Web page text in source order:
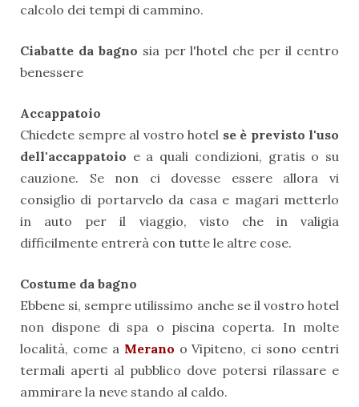
calcolo dei tempi di cammino.
Ciabatte da bagno sia per l'hotel che per il centro
benessere
Accappatoio
Chiedete sempre al vostro hotel se è previsto l'uso
dell'accappatoio e a quali condizioni, gratis o su
cauzione. Se non ci dovesse essere allora vi
consiglio di portarvelo da casa e magari metterlo
in auto per il viaggio, visto che in valigia
difficilmente entrerà con tutte le altre cose.
Costume da bagno
Ebbene si, sempre utilissimo anche se il vostro hotel
non dispone di spa o piscina coperta. In molte
località, come a Merano o Vipiteno, ci sono centri
termali aperti al pubblico dove potersi rilassare e
ammirare la neve stando al caldo.